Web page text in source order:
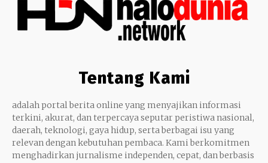
Tentang Kami
adalah portal berita online yang menyajikan informasi
terkini, akurat, dan terpercaya seputar peristiwa nasional,
daerah, teknologi, gaya hidup, serta berbagai isu yang
relevan dengan kebutuhan pembaca. Kami berkomitmen
menghadirkan jurnalisme independen, cepat, dan berbasis